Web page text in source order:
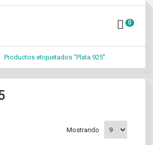
0
Productos etiquetados “Plata 925”
Mostrando